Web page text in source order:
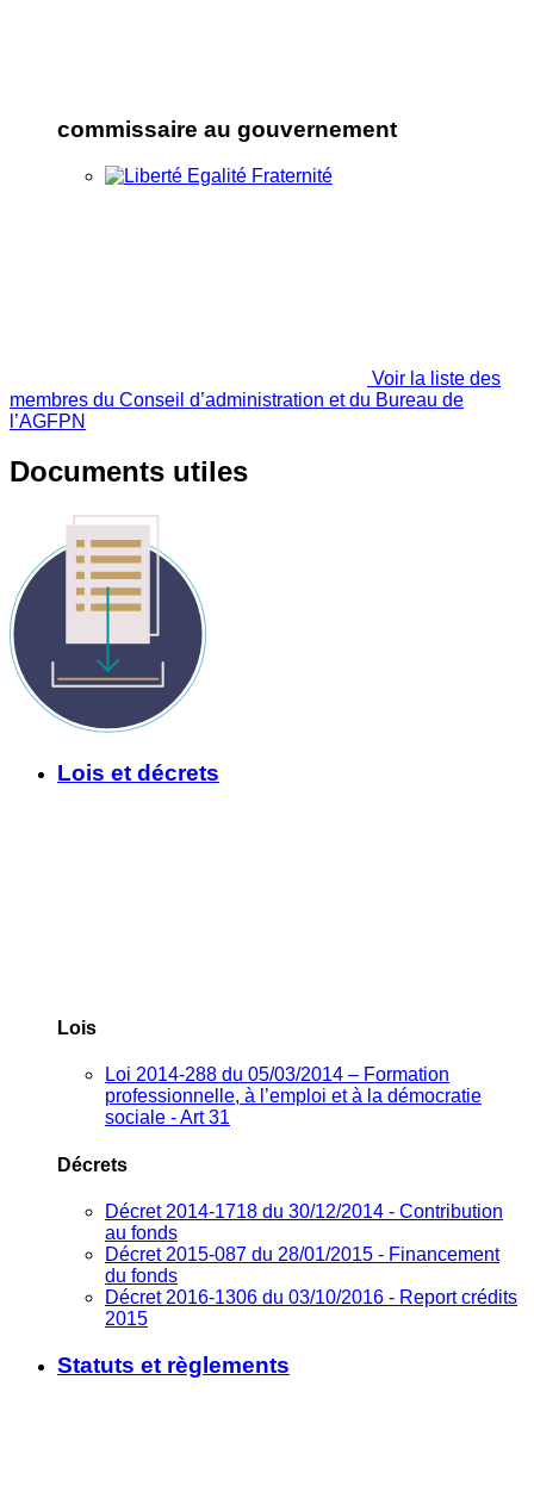
commissaire au gouvernement
Voir la liste des
membres du Conseil d’administration et du Bureau de
l’AGFPN
Documents utiles
Lois et décrets
Lois
Loi 2014-288 du 05/03/2014 – Formation
professionnelle, à l’emploi et à la démocratie
sociale - Art 31
Décrets
Décret 2014-1718 du 30/12/2014 - Contribution
au fonds
Décret 2015-087 du 28/01/2015 - Financement
du fonds
Décret 2016-1306 du 03/10/2016 - Report crédits
2015
Statuts et règlements